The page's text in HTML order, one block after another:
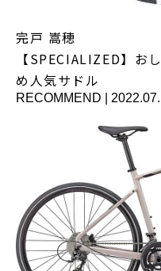
完戸 嵩穂
【SPECIALIZED】お
め人気サドル
RECOMMEND